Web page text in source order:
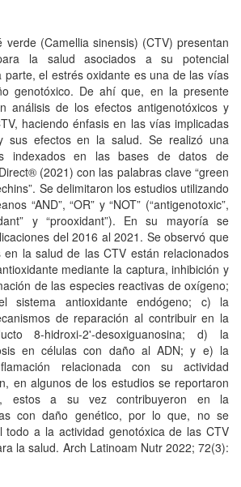
verde (Camellia sinensis) (CTV) presentan
la salud asociados a su potencial
parte, el estrés oxidante es una de las vías
genotóxico. De ahí que, en la presente
análisis de los efectos antigenotóxicos y
haciendo énfasis en las vías implicadas
sus efectos en la salud. Se realizó una
indexados en las bases de datos de
(2021) con las palabras clave “green
Se delimitaron los estudios utilizando
“AND”, “OR” y “NOT” (“antigenotoxic”,
y “prooxidant”). En su mayoría se
del 2016 al 2021. Se observó que
en la salud de las CTV están relacionados
mediante la captura, inhibición y
de las especies reactivas de oxígeno;
sistema antioxidante endógeno; c) la
de reparación al contribuir en la
8-hidroxi-2'-desoxiguanosina; d) la
en células con daño al ADN; y e) la
relacionada con su actividad
en algunos de los estudios se reportaron
estos a su vez contribuyeron en la
con daño genético, por lo que, no se
todo a la actividad genotóxica de las CTV
la salud. Arch Latinoam Nutr 2022; 72(3):